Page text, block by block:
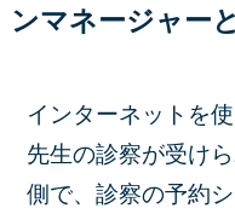
ンマネージャー
インターネットを
先生の診察が受け
側で、診察の予約